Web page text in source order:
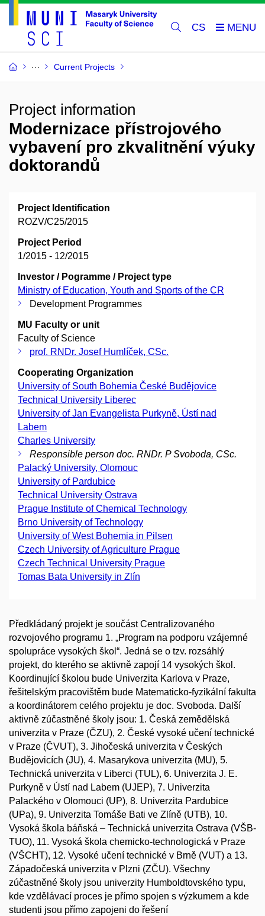
CS
Current Projects
Project information
Modernizace přístrojového
vybavení pro zkvalitnění výuky
doktorandů
Project Identification
ROZV/C25/2015
Project Period
1/2015 - 12/2015
Investor / Pogramme / Project type
Ministry of Education, Youth and Sports of the CR
Development Programmes
MU Faculty or unit
Faculty of Science
prof. RNDr. Josef Humlíček, CSc.
Cooperating Organization
University of South Bohemia České Budějovice
Technical University Liberec
University of Jan Evangelista Purkyně, Ústí nad
Labem
Charles University
Responsible person doc. RNDr. P Svoboda, CSc.
Palacký University, Olomouc
University of Pardubice
Technical University Ostrava
Prague Institute of Chemical Technology
Brno University of Technology
University of West Bohemia in Pilsen
Czech University of Agriculture Prague
Czech Technical University Prague
Tomas Bata University in Zlín
Předkládaný projekt je součást Centralizovaného
rozvojového programu 1. „Program na podporu vzájemné
spolupráce vysokých škol“. Jedná se o tzv. rozsáhlý
projekt, do kterého se aktivně zapojí 14 vysokých škol.
Koordinující školou bude Univerzita Karlova v Praze,
řešitelským pracovištěm bude Matematicko-fyzikální fakulta
a koordinátorem celého projektu je doc. Svoboda. Další
aktivně zúčastněné školy jsou: 1. Česká zemědělská
univerzita v Praze (ČZU), 2. České vysoké učení technické
v Praze (ČVUT), 3. Jihočeská univerzita v Českých
Budějovicích (JU), 4. Masarykova univerzita (MU), 5.
Technická univerzita v Liberci (TUL), 6. Univerzita J. E.
Purkyně v Ústí nad Labem (UJEP), 7. Univerzita
Palackého v Olomouci (UP), 8. Univerzita Pardubice
(UPa), 9. Univerzita Tomáše Bati ve Zlíně (UTB), 10.
Vysoká škola báňská – Technická univerzita Ostrava (VŠB-
TUO), 11. Vysoká škola chemicko-technologická v Praze
(VŠCHT), 12. Vysoké učení technické v Brně (VUT) a 13.
Západočeská univerzita v Plzni (ZČU). Všechny
zúčastněné školy jsou univerzity Humboldtovského typu,
kde vzdělávací proces je přímo spojen s výzkumem a kde
studenti jsou přímo zapojeni do řešení